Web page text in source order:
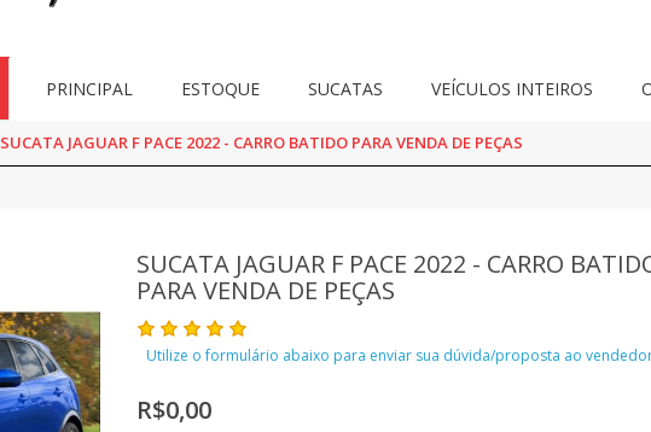
PRINCIPAL ESTOQUE SUCATAS VEÍCULOS INTEIROS
SUCATA JAGUAR F PACE 2022 - CARRO BATIDO PARA VENDA DE PEÇAS
SUCATA JAGUAR F PACE 2022 - CARRO
PARA VENDA DE PEÇAS
Utilize o formulário abaixo para enviar sua dúvida/proposta ao
R$0,00